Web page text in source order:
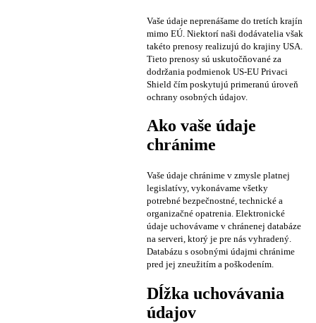
Vaše údaje neprenášame do tretích krajín
mimo EÚ. Niektorí naši dodávatelia však
takéto prenosy realizujú do krajiny USA.
Tieto prenosy sú uskutočňované za
dodržania podmienok US-EU Privaci
Shield čím poskytujú primeranú úroveň
ochrany osobných údajov.
Ako vaše údaje
chránime
Vaše údaje chránime v zmysle platnej
legislatívy, vykonávame všetky
potrebné bezpečnostné, technické a
organizačné opatrenia. Elektronické
údaje uchovávame v chránenej databáze
na serveri, ktorý je pre nás vyhradený.
Databázu s osobnými údajmi chránime
pred jej zneužitím a poškodením.
Dĺžka uchovávania
údajov